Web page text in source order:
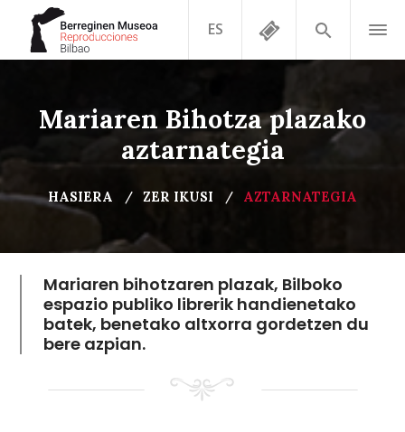
ES
Mariaren Bihotza plazako
aztarnategia
HASIERA ZER IKUSI AZTARNATEGIA
Mariaren bihotzaren plazak, Bilboko
espazio publiko librerik handienetako
batek, benetako altxorra gordetzen du
bere azpian.